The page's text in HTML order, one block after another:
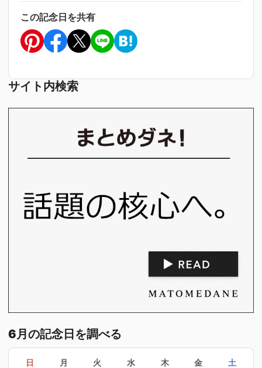
この記念日を共有
サイト内検索
6月の記念日を調べる
日 月 火 水 木 金 土